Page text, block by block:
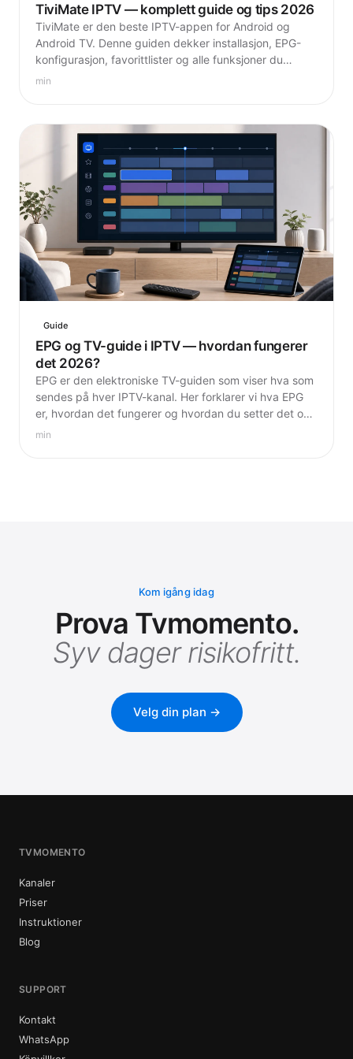
TiviMate IPTV — komplett guide og tips 2026
TiviMate er den beste IPTV-appen for Android og
Android TV. Denne guiden dekker installasjon, EPG-
konfigurasjon, favorittlister og alle funksjoner du
trenger å vite om.
min
Guide
EPG og TV-guide i IPTV — hvordan fungerer
det 2026?
EPG er den elektroniske TV-guiden som viser hva som
sendes på hver IPTV-kanal. Her forklarer vi hva EPG
er, hvordan det fungerer og hvordan du setter det opp
i vanlige IPTV-apper.
min
Kom igång idag
Prova Tvmomento.
Syv dager risikofritt.
Velg din plan →
TVMOMENTO
Kanaler
Priser
Instruktioner
Blog
SUPPORT
Kontakt
WhatsApp